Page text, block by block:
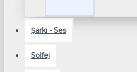
Şarkı - Ses
Solfej